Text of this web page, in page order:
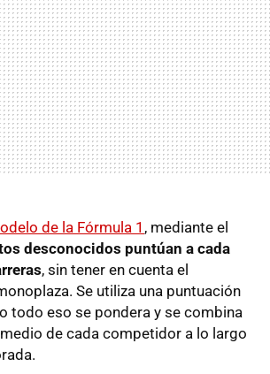
de la Fórmula 1 , mediante el
desconocidos puntúan a cada
, sin tener en cuenta el
Se utiliza una puntuación
todo eso se pondera y se combina
de cada competidor a lo largo